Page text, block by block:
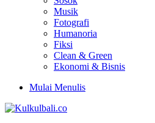
Musik
Fotografi
Humanoria
Fiksi
Clean & Green
Ekonomi & Bisnis
Mulai Menulis